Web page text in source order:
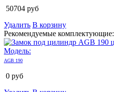
50704 руб
Удалить В корзину
Рекомендуемые комплектующие:
Модель:
AGB 190
0 руб